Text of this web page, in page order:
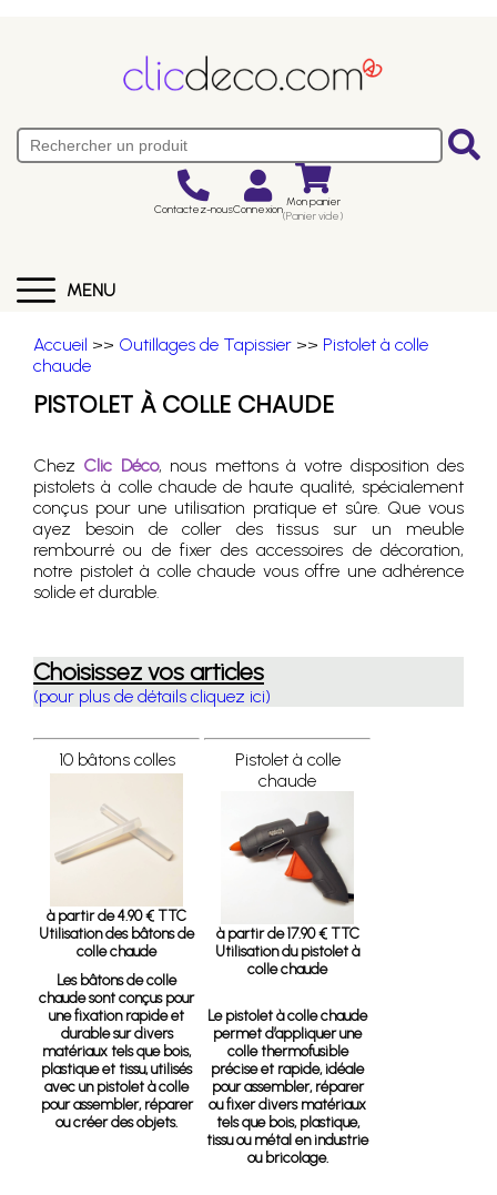
Contactez-nousConnexion Mon panier
(Panier vide)
MENU
Accueil >> Outillages de Tapissier >> Pistolet à colle
chaude
PISTOLET À COLLE CHAUDE
Chez Clic Déco, nous mettons à votre disposition des
pistolets à colle chaude de haute qualité, spécialement
conçus pour une utilisation pratique et sûre. Que vous
ayez besoin de coller des tissus sur un meuble
rembourré ou de fixer des accessoires de décoration,
notre pistolet à colle chaude vous offre une adhérence
solide et durable.
Choisissez vos articles
(pour plus de détails cliquez ici)
10 bâtons colles
à partir de 4.90 € TTC
Utilisation des bâtons de
colle chaude
Les bâtons de colle
chaude sont conçus pour
une fixation rapide et
durable sur divers
matériaux tels que bois,
plastique et tissu, utilisés
avec un pistolet à colle
pour assembler, réparer
ou créer des objets.
Pistolet à colle
chaude
à partir de 17.90 € TTC
Utilisation du pistolet à
colle chaude
Le pistolet à colle chaude
permet d’appliquer une
colle thermofusible
précise et rapide, idéale
pour assembler, réparer
ou fixer divers matériaux
tels que bois, plastique,
tissu ou métal en industrie
ou bricolage.